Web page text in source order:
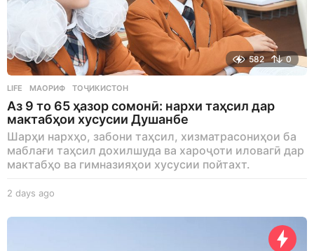
582 0
LIFE МАОРИФ ,ТОҶИКИСТОН
Аз 9 то 65 ҳазор сомонӣ: нархи таҳсил дар
мактабҳои хусусии Душанбе
Шарҳи нархҳо, забони таҳсил, хизматрасониҳои ба
маблағи таҳсил дохилшуда ва хароҷоти иловагӣ дар
мактабҳо ва гимназияҳои хусусии пойтахт.
2 days ago
a